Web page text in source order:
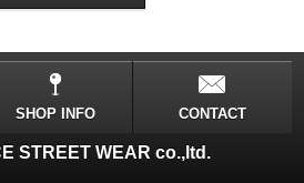
SHOP INFO CONTACT
STREET WEAR co.,ltd.